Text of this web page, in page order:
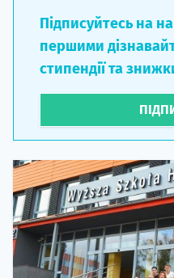
Підписуйтесь на
першими
стипендії та